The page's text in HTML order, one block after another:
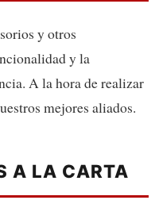
y otros
y la
A la hora de realizar
mejores aliados.
A LA CARTA